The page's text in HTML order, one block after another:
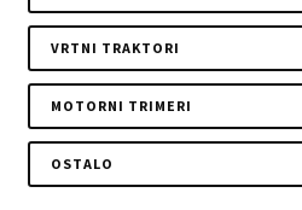
VRTNI TRAKTORI
MOTORNI TRIMERI
OSTALO